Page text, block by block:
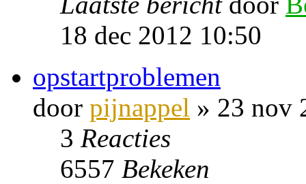
18 dec 2012 10:50
opstartproblemen
door pijnappel » 23 nov
3 Reacties
6557 Bekeken